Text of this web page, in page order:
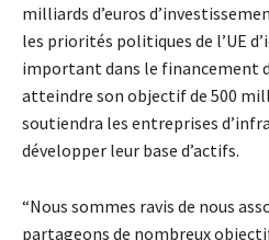
milliards d’euros
les priorités politiques de l’UE
important dans le financement
atteindre son objectif de 500
soutiendra les entreprises
développer leur base d’actifs.
“Nous sommes ravis de nous
partageons de nombreux